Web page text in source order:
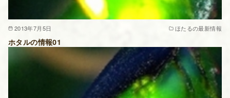
2013年7月5日 ほたるの最新情報
ホタルの情報01